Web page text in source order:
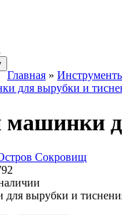
Главная »
машинки
Сокровищ
для вырубки и